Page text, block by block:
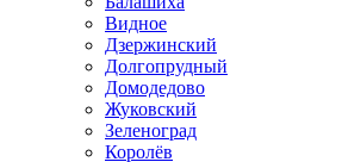
Видное
Дзержинский
Долгопрудный
Домодедово
Жуковский
Зеленоград
Королёв